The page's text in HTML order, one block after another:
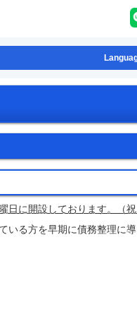
日に開設しております。（祝
る方を早期に債務整理に